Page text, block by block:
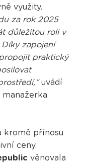
využity.
za rok 2025
důležitou roli v
zapojení
praktický
uvádí
manažerka
kromě přínosu
ceny.
věnovala